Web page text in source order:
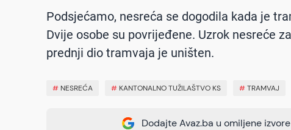
Podsjećamo, nesreća se dogodila kada je
Dvije osobe su povrijeđene. Uzrok nesreće
prednji dio tramvaja je uništen.
# NESREĆA # KANTONALNO TUŽILAŠTVO KS #TRAMVAJ
Dodajte Avaz.ba u omiljene